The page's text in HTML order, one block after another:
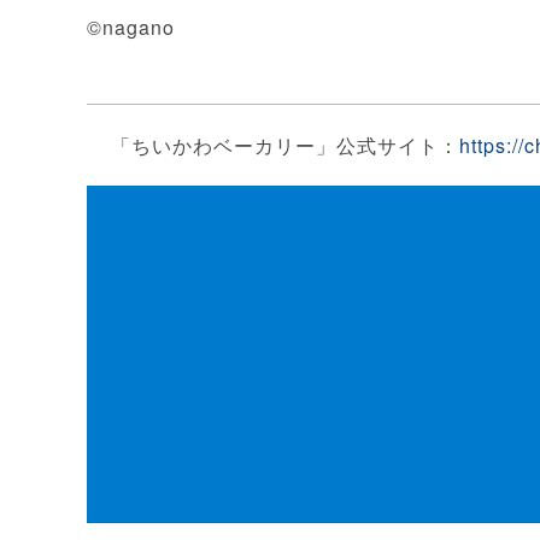
©nagano
「ちいかわベーカリー」公式サイト： https://